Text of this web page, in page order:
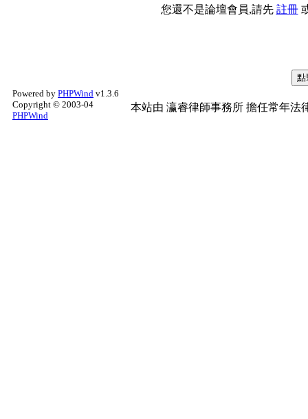
您還不是論壇會員,請先 註冊
Powered by PHPWind v1.3.6
Copyright © 2003-04
PHPWind
本站由 瀛睿律師事務所 擔任常年法